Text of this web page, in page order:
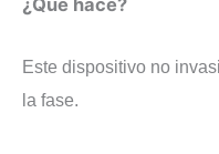
​¿Qué hace?
​Este dispositivo no
la fase.